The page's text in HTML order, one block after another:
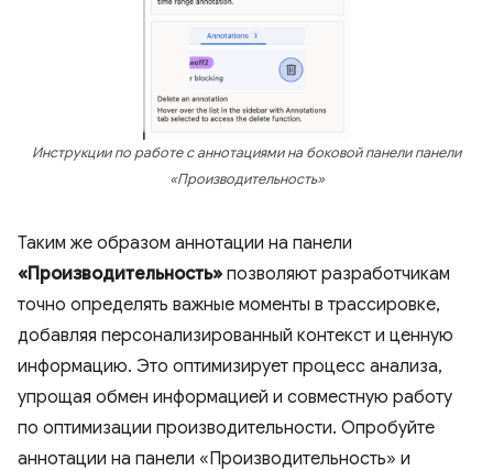
Инструкции по работе с аннотациями на боковой панели панели
«Производительность»
Таким же образом аннотации на панели
«Производительность» позволяют разработчикам
точно определять важные моменты в трассировке,
добавляя персонализированный контекст и ценную
информацию. Это оптимизирует процесс анализа,
упрощая обмен информацией и совместную работу
по оптимизации производительности. Опробуйте
аннотации на панели «Производительность» и